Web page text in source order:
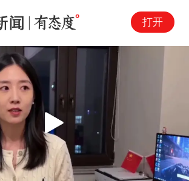
打开
Play